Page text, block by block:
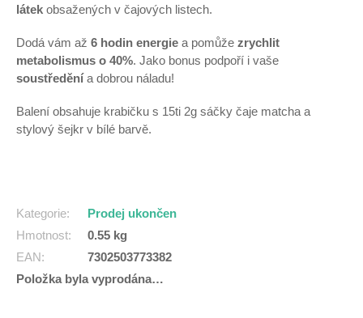
látek obsažených v čajových listech.
Dodá vám až 6 hodin energie a pomůže zrychlit
metabolismus o 40%. Jako bonus podpoří i vaše
soustředěnía dobrou náladu!
Balení obsahuje krabičku s 15ti 2g sáčky čaje matcha a
stylový šejkr v bílé barvě.
Kategorie:
Prodej ukončen
Hmotnost:
0.55 kg
EAN:
7302503773382
Položka byla vyprodána…